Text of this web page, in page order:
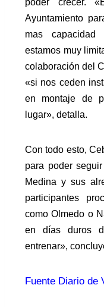
Ayuntamiento
mas capacidad
estamos muy
colaboración del
«si nos ceden
en montaje de
lugar», detalla.
Con todo esto,
para poder
Medina y sus
participantes
como Olmedo o
en días duros
entrenar»,
Fuente Diario de